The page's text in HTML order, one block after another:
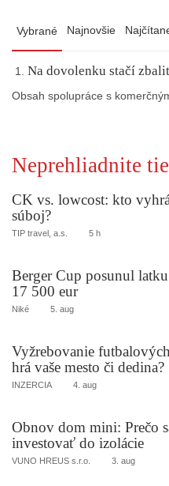
Vybrané Najnovšie
Na dovolenku stačí
Obsah spolupráce s
Neprehliadnite
CK vs. lowcost: kto
súboj?
TIP travel, a.s. 5 h
Berger Cup posunul
17 500 eur
Niké 5. aug
Vyžrebovanie
hrá vaše mesto či dedina?
INZERCIA 4. aug
Obnov dom mini: Prečo
investovať do izolácie
VUNO HREUS s.r.o. 3. aug